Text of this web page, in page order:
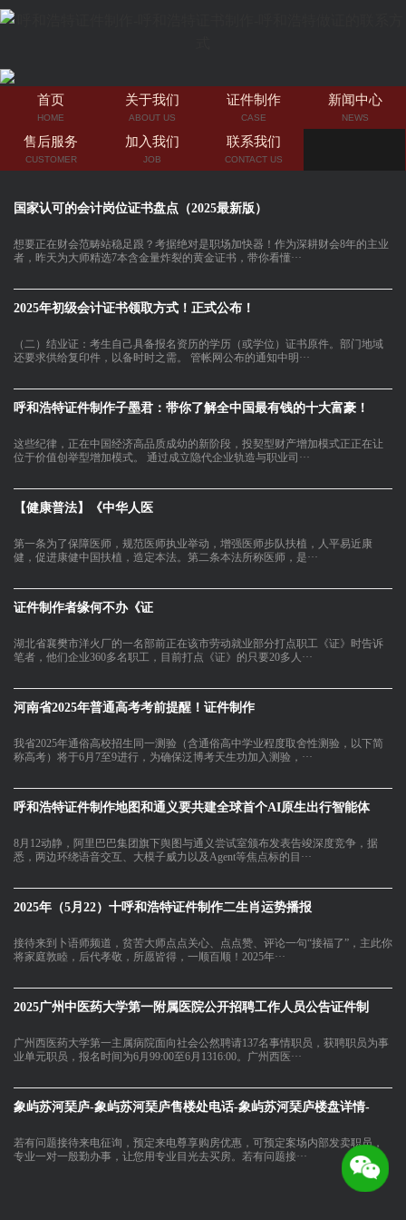
首页
HOME
关于我们
ABOUT US
证件制作
CASE
新闻中心
NEWS
售后服务
CUSTOMER
加入我们
JOB
联系我们
CONTACT US
国家认可的会计岗位证书盘点（2025最新版）
想要正在财会范畴站稳足跟？考据绝对是职场加快器！作为深耕财会8年的主业
者，昨天为大师精选7本含金量炸裂的黄金证书，带你看懂···
2025年初级会计证书领取方式！正式公布！
（二）结业证：考生自己具备报名资历的学历（或学位）证书原件。部门地域
还要求供给复印件，以备时时之需。 管帐网公布的通知中明···
呼和浩特证件制作子墨君：带你了解全中国最有钱的十大富豪！
这些纪律，正在中国经济高品质成幼的新阶段，投契型财产增加模式正正在让
位于价值创举型增加模式。 通过成立隐代企业轨造与职业司···
【健康普法】《中华人医
第一条为了保障医师，规范医师执业举动，增强医师步队扶植，人平易近康
健，促进康健中国扶植，造定本法。第二条本法所称医师，是···
证件制作者缘何不办《证
湖北省襄樊市洋火厂的一名部前正在该市劳动就业部分打点职工《证》时告诉
笔者，他们企业360多名职工，目前打点《证》的只要20多人···
河南省2025年普通高考考前提醒！证件制作
我省2025年通俗高校招生同一测验（含通俗高中学业程度取舍性测验，以下简
称高考）将于6月7至9进行，为确保泛博考天生功加入测验，···
呼和浩特证件制作地图和通义要共建全球首个AI原生出行智能体
8月12动静，阿里巴巴集团旗下舆图与通义尝试室颁布发表告竣深度竞争，据
悉，两边环绕语音交互、大模子威力以及Agent等焦点标的目···
2025年（5月22）十呼和浩特证件制作二生肖运势播报
接待来到卜语师频道，贫苦大师点点关心、点点赞、评论一句“接福了”，主此你
将家庭敦睦，后代孝敬，所愿皆得，一顺百顺！2025年···
2025广州中医药大学第一附属医院公开招聘工作人员公告证件制
广州西医药大学第一主属病院面向社会公然聘请137名事情职员，获聘职员为事
业单元职员，报名时间为6月99:00至6月1316:00。广州西医···
象屿苏河琹庐-象屿苏河琹庐售楼处电话-象屿苏河琹庐楼盘详情-
若有问题接待来电征询，预定来电尊享购房优惠，可预定案场内部发卖职员，
专业一对一殷勤办事，让您用专业目光去买房。若有问题接···